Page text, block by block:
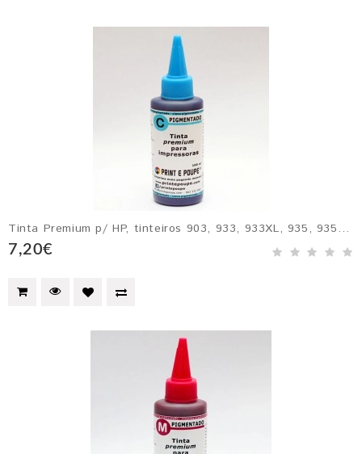
Tinta Premium p/ HP, tinteiros 903, 933, 933XL, 935, 935XL, 940, 940XL, 942xl, 951, 951XL e 953. CIANO pigmentado
7,20€